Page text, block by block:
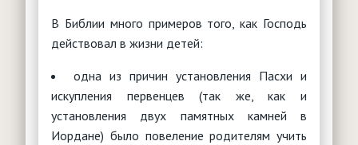
В Библии много примеров того, как Господь
действовал в жизни детей:
одна из причин установления Пасхи и
искупления первенцев (так же, как и
установления двух памятных камней в
Иордане) было повеление родителям учить